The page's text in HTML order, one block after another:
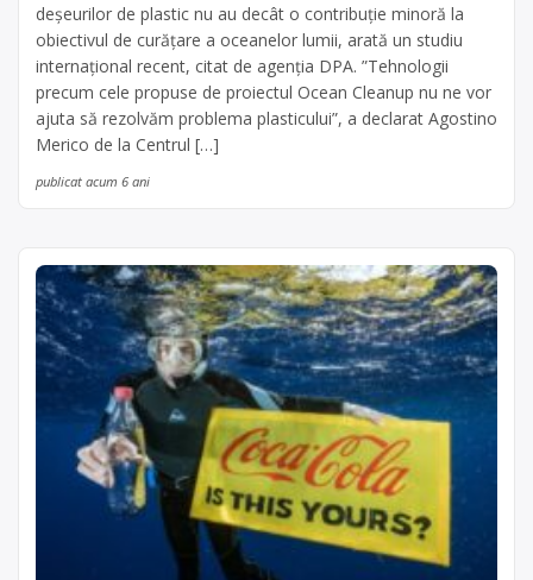
deşeurilor de plastic nu au decât o contribuţie minoră la
obiectivul de curăţare a oceanelor lumii, arată un studiu
internaţional recent, citat de agenţia DPA. ”Tehnologii
precum cele propuse de proiectul Ocean Cleanup nu ne vor
ajuta să rezolvăm problema plasticului”, a declarat Agostino
Merico de la Centrul […]
publicat acum 6 ani